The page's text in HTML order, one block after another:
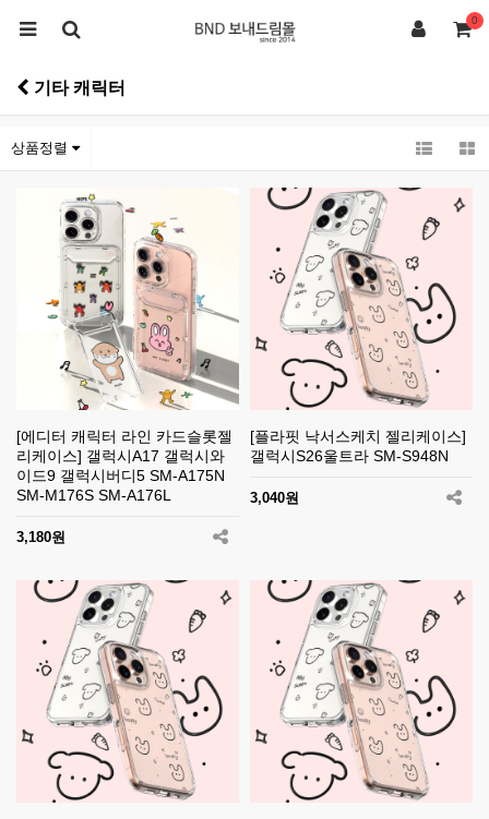
0
기타 캐릭터
상품정렬
[에디터 캐릭터 라인 카드슬롯젤
리케이스] 갤럭시A17 갤럭시와
이드9 갤럭시버디5 SM-A175N
SM-M176S SM-A176L
3,180원
[플라핏 낙서스케치 젤리케이스]
갤럭시S26울트라 SM-S948N
3,040원